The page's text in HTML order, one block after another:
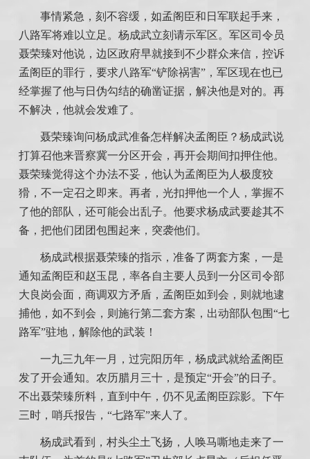
事情紧急，刻不容缓，如孟阁臣和日军联起手来，
八路军将难以立足。杨成武立刻请示军区。军区司令员
聂荣臻对他说，边区政府早就接到不少群众来信，控诉
孟阁臣的罪行，要求八路军“铲除祸害”，军区现在也已
经掌握了他与日伪勾结的确凿证据，解决他是对的。再
不解决，他就会发难了。
聂荣臻询问杨成武准备怎样解决孟阁臣？杨成武说
打算召他来晋察冀一分区开会，再开会期间扣押住他。
聂荣臻觉得这个办法不妥，他认为孟阁臣为人极度狡
猾，不一定召之即来。再者，光扣押他一个人，掌握不
了他的部队，还可能会出乱子。他要求杨成武要趁其不
备，把他们团团包围起来，突袭他们。
杨成武根据聂荣臻的指示，准备了两套方案，一是
通知孟阁臣和赵玉昆，率各自主要人员到一分区司令部
大良岗会面，商调双方矛盾，孟阁臣如到会，则就地逮
捕他，如不到会，则施行第二套方案，出动部队包围“七
路军”驻地，解除他的武装！
一九三九年一月，过完阳历年，杨成武就给孟阁臣
发了开会通知。农历腊月三十，是预定“开会”的日子。
不出聂荣臻所料，直到中午，仍不见孟阁臣踪影。下午
三时，哨兵报告，“七路军”来人了。
杨成武看到，村头尘土飞扬，人唤马嘶地走来了一